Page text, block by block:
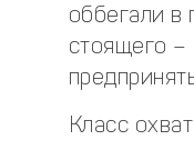
оббегали в
стоящего –
Класс